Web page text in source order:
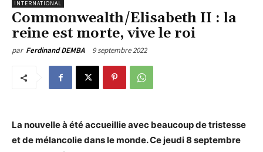
INTERNATIONAL
Commonwealth/Elisabeth II : la
reine est morte, vive le roi
par Ferdinand DEMBA 9 septembre 2022
La nouvelle à été accueillie avec beaucoup de tristesse
et de mélancolie dans le monde. Ce jeudi 8 septembre